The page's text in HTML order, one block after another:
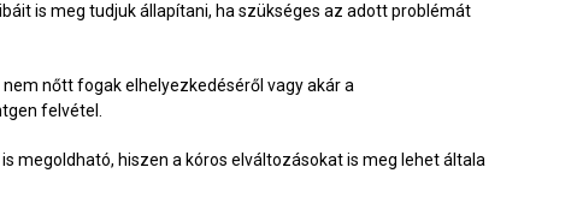
is meg tudjuk állapítani, ha szükséges az adott problémát
nőtt fogak elhelyezkedéséről vagy akár a
felvétel.
megoldható, hiszen a kóros elváltozásokat is meg lehet általa